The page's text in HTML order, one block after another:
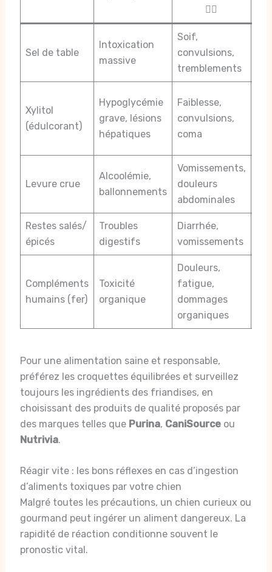
🐕‍🦺
Sel de table
Intoxication
massive
Soif,
convulsions,
tremblements
Xylitol
(édulcorant)
Hypoglycémie
grave, lésions
hépatiques
Faiblesse,
convulsions,
coma
Levure crue
Alcoolémie,
ballonnements
Vomissements,
douleurs
abdominales
Restes salés/
épicés
Troubles
digestifs
Diarrhée,
vomissements
Compléments
humains (fer)
Toxicité
organique
Douleurs,
fatigue,
dommages
organiques
Pour une alimentation saine et responsable,
préférez les croquettes équilibrées et surveillez
toujours les ingrédients des friandises, en
choisissant des produits de qualité proposés par
des marques telles que Purina, CaniSourceou
Nutrivia.
Réagir vite : les bons réflexes en cas d’ingestion
d’aliments toxiques par votre chien
Malgré toutes les précautions, un chien curieux ou
gourmand peut ingérer un aliment dangereux. La
rapidité de réaction conditionne souvent le
pronostic vital.